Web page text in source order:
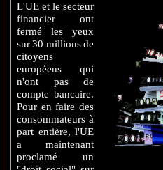
L'UE et le secteur
financier ont
fermé les yeux
sur 30 millions de
citoyens
européens qui
n'ont pas de
compte bancaire.
Pour en faire des
consommateurs à
part entière, l'UE
a maintenant
proclamé un